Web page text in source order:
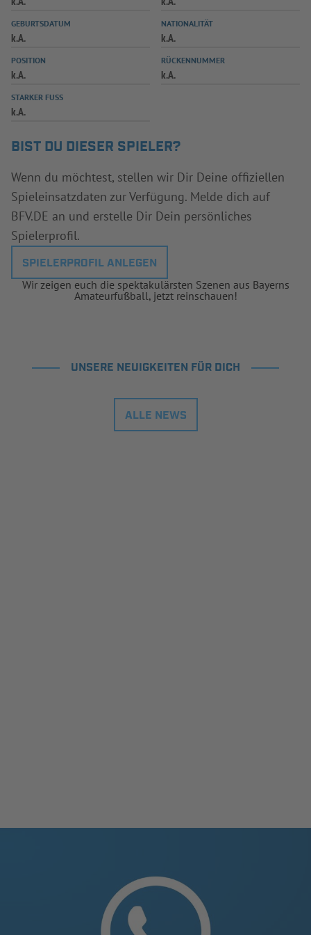
SPIELPLUS
GEBURTSDATUM
k.A.
NATIONALITÄT
k.A.
POSITION
k.A.
RÜCKENNUMMER
k.A.
STARKER FUSS
k.A.
BIST DU DIESER SPIELER?
Wenn du möchtest, stellen wir Dir Deine offiziellen
Spieleinsatzdaten zur Verfügung. Melde dich auf
BFV.DE an und erstelle Dir Dein persönliches
Spielerprofil.
SPIELERPROFIL ANLEGEN
Wir zeigen euch die spektakulärsten Szenen aus Bayerns
Amateurfußball, jetzt reinschauen!
UNSERE NEUIGKEITEN FÜR DICH
ALLE NEWS